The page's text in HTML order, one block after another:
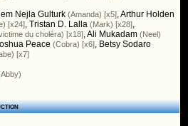
Nejla Gulturk (Amanda) [x5],Arthur Holden
[x24],Tristan D. Lalla (Mark) [x28],
du choléra) [x18],Ali Mukadam (Neel)
Peace (Cobra) [x6], Betsy Sodaro
[x7]